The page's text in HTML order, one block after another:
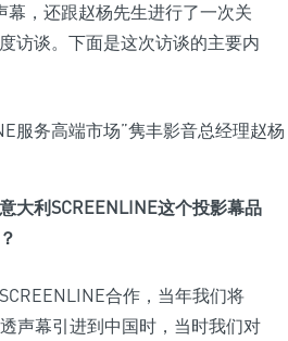
幕，还跟赵杨先生进行了一次关
访谈。下面是这次访谈的主要内
大利SCREENLINE这个投影幕品
合作，当年我们将
声幕引进到中国时，当时我们对